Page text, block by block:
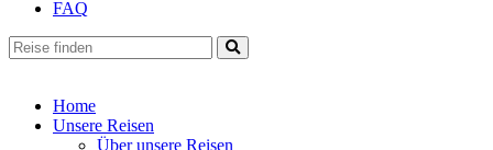
FAQ
Home
Unsere Reisen
Über unsere Reisen